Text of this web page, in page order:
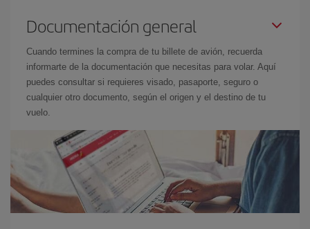
Documentación general
Cuando termines la compra de tu billete de avión, recuerda
informarte de la documentación que necesitas para volar. Aquí
puedes consultar si requieres visado, pasaporte, seguro o
cualquier otro documento, según el origen y el destino de tu
vuelo.